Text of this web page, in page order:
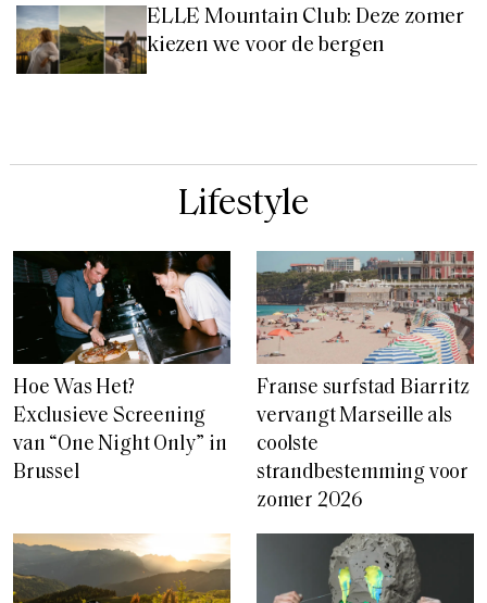
ELLE Mountain Club: Deze zomer
kiezen we voor de bergen
Lifestyle
Hoe Was Het?
Exclusieve Screening
van “One Night Only” in
Brussel
Franse surfstad Biarritz
vervangt Marseille als
coolste
strandbestemming voor
zomer 2026